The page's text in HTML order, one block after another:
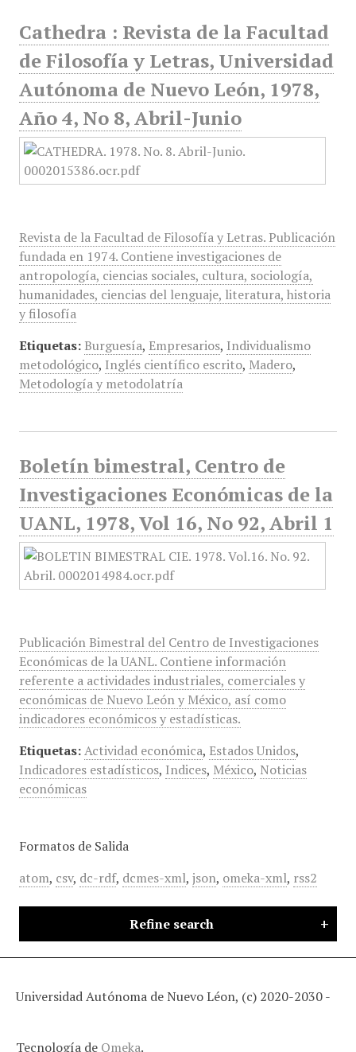
Cathedra : Revista de la Facultad
de Filosofía y Letras, Universidad
Autónoma de Nuevo León, 1978,
Año 4, No 8, Abril-Junio
Revista de la Facultad de Filosofía y Letras. Publicación
fundada en 1974. Contiene investigaciones de
antropología, ciencias sociales, cultura, sociología,
humanidades, ciencias del lenguaje, literatura, historia
y filosofía
Etiquetas: Burguesía, Empresarios, Individualismo
metodológico, Inglés científico escrito, Madero,
Metodología y metodolatría
Boletín bimestral, Centro de
Investigaciones Económicas de la
UANL, 1978, Vol 16, No 92, Abril 1
Publicación Bimestral del Centro de Investigaciones
Económicas de la UANL. Contiene información
referente a actividades industriales, comerciales y
económicas de Nuevo León y México, así como
indicadores económicos y estadísticas.
Etiquetas: Actividad económica, Estados Unidos,
Indicadores estadísticos, Indices, México, Noticias
económicas
Formatos de Salida
atom, csv, dc-rdf, dcmes-xml, json, omeka-xml, rss2
Refine search
Universidad Autónoma de Nuevo Léon, (c) 2020-2030 -
Tecnología de Omeka.